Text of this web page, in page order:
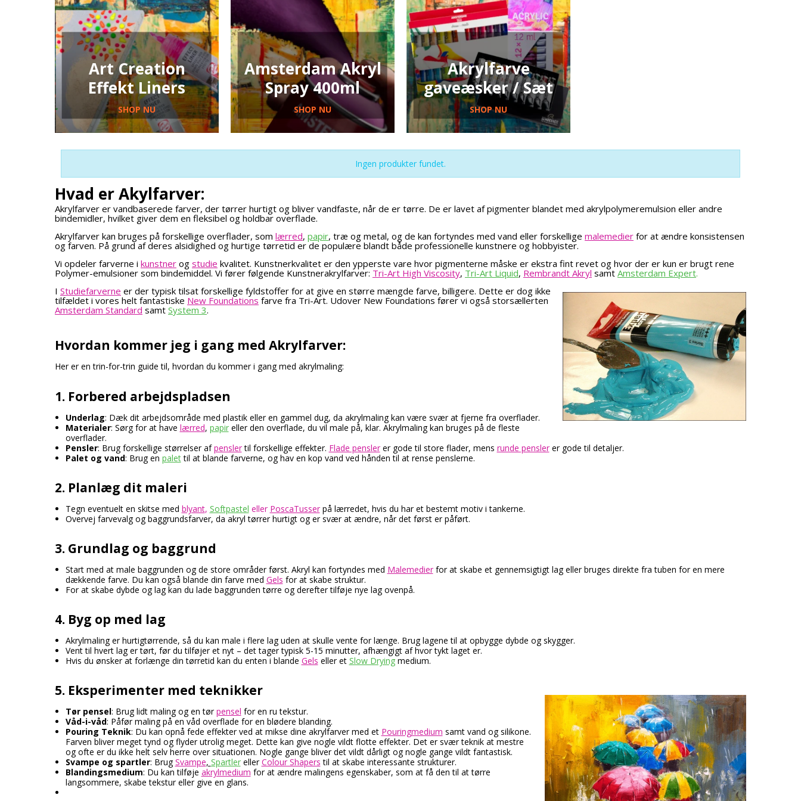
Art Creation
Effekt Liners
SHOP NU
Amsterdam Akryl
Spray 400ml
SHOP NU
Akrylfarve
gaveæsker / Sæt
SHOP NU
Ingen produkter fundet.
Hvad er Akylfarver:
Akrylfarver er vandbaserede farver, der tørrer hurtigt og bliver vandfaste, når de er tørre. De er lavet af pigmenter blandet med akrylpolymeremulsion eller andre
bindemidler, hvilket giver dem en fleksibel og holdbar overflade.
Akrylfarver kan bruges på forskellige overflader, som lærred, papir, træ og metal, og de kan fortyndes med vand eller forskellige malemedier for at ændre konsistensen
og farven. På grund af deres alsidighed og hurtige tørretid er de populære blandt både professionelle kunstnere og hobbyister.
Vi opdeler farverne i kunstner og studie kvalitet. Kunstnerkvalitet er den ypperste vare hvor pigmenterne måske er ekstra fint revet og hvor der er kun er brugt rene
Polymer-emulsioner som bindemiddel. Vi fører følgende Kunstnerakrylfarver: Tri-Art High Viscosity, Tri-Art Liquid, Rembrandt Akryl samt Amsterdam Expert.
I Studiefarverne er der typisk tilsat forskellige fyldstoffer for at give en større mængde farve, billigere. Dette er dog ikke
tilfældet i vores helt fantastiske New Foundations farve fra Tri-Art. Udover New Foundations fører vi også storsællerten
Amsterdam Standard samt System 3.
Hvordan kommer jeg i gang med Akrylfarver:
Her er en trin-for-trin guide til, hvordan du kommer i gang med akrylmaling:
1. Forbered arbejdspladsen
Underlag: Dæk dit arbejdsområde med plastik eller en gammel dug, da akrylmaling kan være svær at fjerne fra overflader.
Materialer: Sørg for at have lærred, papireller den overflade, du vil male på, klar. Akrylmaling kan bruges på de fleste
overflader.
Pensler: Brug forskellige størrelser afpenslertil forskellige effekter. Flade penslerer gode til store flader, mens runde penslerer gode til detaljer.
Palet og vand: Brug en palettil at blande farverne, og hav en kop vand ved hånden til at rense penslerne.
2. Planlæg dit maleri
Tegn eventuelt en skitse med blyant, Softpastel eller PoscaTusserpå lærredet, hvis du har et bestemt motiv i tankerne.
Overvej farvevalg og baggrundsfarver, da akryl tørrer hurtigt og er svær at ændre, når det først er påført.
3. Grundlag og baggrund
Start med at male baggrunden og de store områder først. Akryl kan fortyndes med Malemedierfor at skabe et gennemsigtigt lag eller bruges direkte fra tuben for en mere
dækkende farve. Du kan også blande din farve med Gels for at skabe struktur.
For at skabe dybde og lag kan du lade baggrunden tørre og derefter tilføje nye lag ovenpå.
4. Byg op med lag
Akrylmaling er hurtigtørrende, så du kan male i flere lag uden at skulle vente for længe. Brug lagene til at opbygge dybde og skygger.
Vent til hvert lag er tørt, før du tilføjer et nyt – det tager typisk 5-15 minutter, afhængigt af hvor tykt laget er.
Hvis du ønsker at forlænge din tørretid kan du enten i blande Gels eller et Slow Dryingmedium.
5. Eksperimenter med teknikker
Tør pensel: Brug lidt maling og en tørpensel for en ru tekstur.
Våd-i-våd: Påfør maling på en våd overflade for en blødere blanding.
Pouring Teknik: Du kan opnå fede effekter ved at mikse dine akrylfarver med et Pouringmedium samt vand og silikone.
Farven bliver meget tynd og flyder utrolig meget. Dette kan give nogle vildt flotte effekter. Det er svær teknik at mestre
og ofte er du ikke helt selv herre over situationen. Nogle gange bliver det vildt dårligt og nogle gange vildt fantastisk.
Svampe og spartler: BrugSvampe, SpartlerellerColour Shapers til at skabe interessante strukturer.
Blandingsmedium: Du kan tilføje akrylmedium for at ændre malingens egenskaber, som at få den til at tørre
langsommere, skabe tekstur eller give en glans.